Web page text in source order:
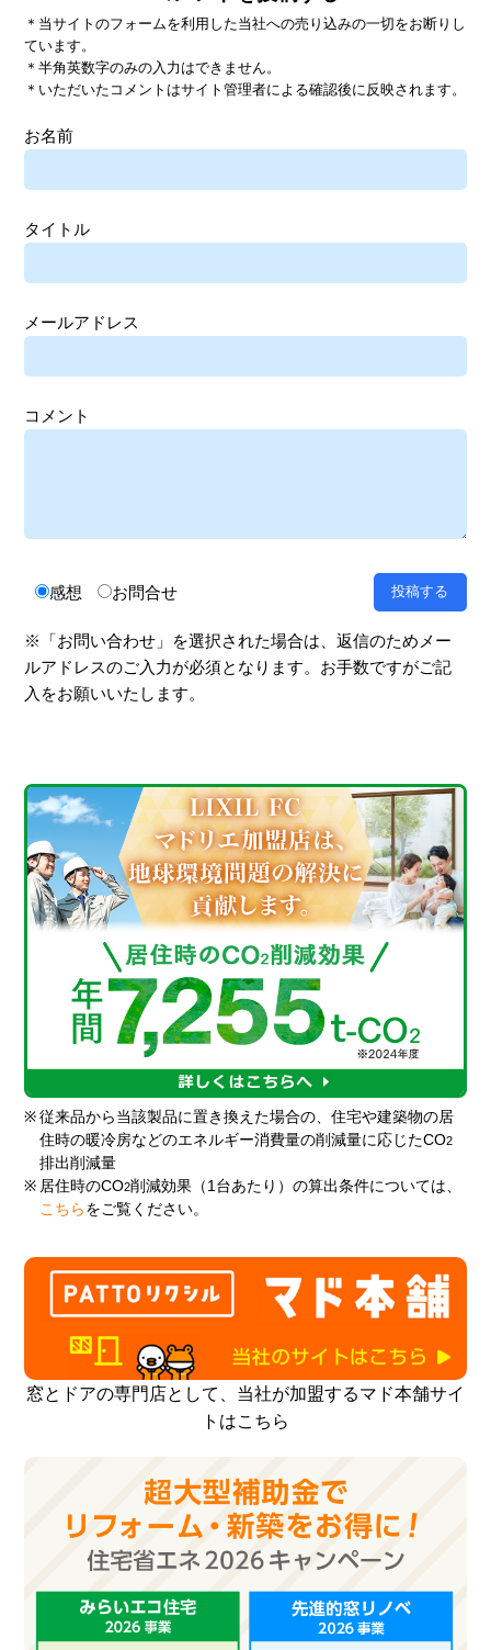
＊当サイトのフォームを利用した当社への売り込みの一切をお断りし
ています。
＊半角英数字のみの入力はできません。
＊いただいたコメントはサイト管理者による確認後に反映されます。
お名前
タイトル
メールアドレス
コメント
感想 お問合せ
※「お問い合わせ」を選択された場合は、返信のためメー
ルアドレスのご入力が必須となります。お手数ですがご記
入をお願いいたします。
※ 従来品から当該製品に置き換えた場合の、住宅や建築物の居
住時の暖冷房などのエネルギー消費量の削減量に応じたCO2
排出削減量
※ 居住時のCO2削減効果（1台あたり）の算出条件については、
こちら をご覧ください。
窓とドアの専門店として、当社が加盟するマド本舗サイ
トはこちら